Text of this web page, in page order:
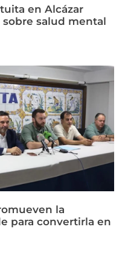
en Alcázar
sobre salud mental
la
para convertirla en